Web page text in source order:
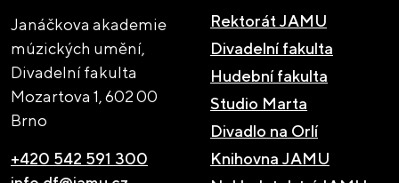
Janáčkova akademie
múzických umění,
Divadelní fakulta
Mozartova 1,602 00
Brno
+420 542 591 300
Rektorát JAMU
Divadelní fakulta
Hudební fakulta
Studio Marta
Divadlo na Orlí
Knihovna JAMU